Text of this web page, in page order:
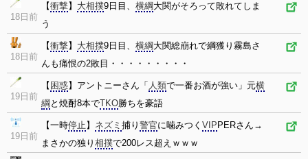
18日前
【衝撃】 大相撲9日目、 横綱大関がそろって敗れてしま
う
18日前
【衝撃】 大相撲9日目、 横綱大関総崩れで綱獲り霧島さ
んも痛恨の2敗目・・・・・・・・・
19日前
【 困惑】アントニーさん「 人類で一番お酒が強い」元横
綱 と焼酎8本でTKO勝ちを豪語
19日前
【一時停止 】 ネズミ 捕り 警官に噛みつく VIP PERさん→
まさかの独り 相撲で200レス超えｗｗｗ